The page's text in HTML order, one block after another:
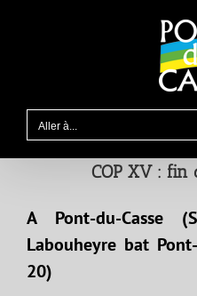
Aller à...
COP XV : fin
A Pont-du-Casse
Labouheyre bat
20)